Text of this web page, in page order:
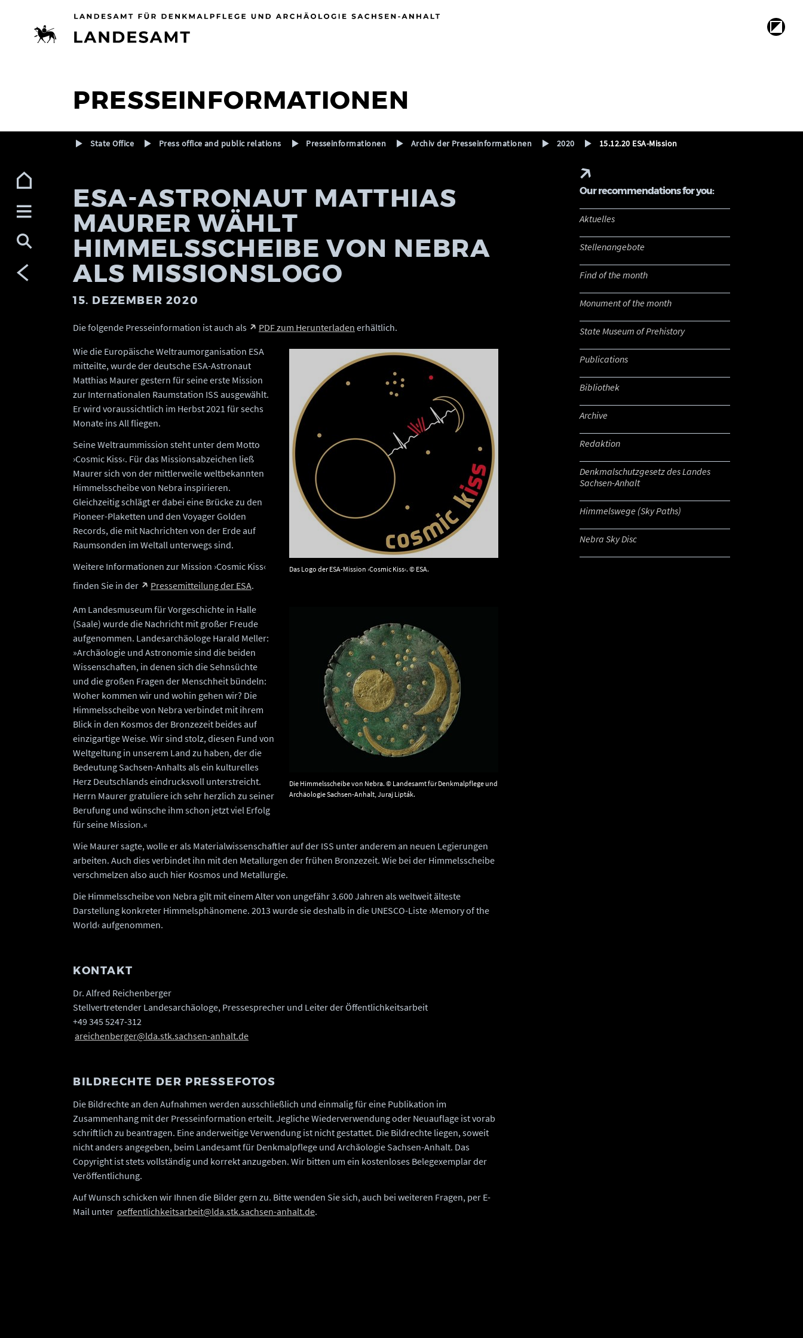
PRESSEINFORMATIONEN
State Office Press office and public relations Presseinformationen Archiv der Presseinformationen 2020 15.12.20 ESA-Mission
ESA-ASTRONAUT MATTHIAS
MAURER WÄHLT
HIMMELSSCHEIBE VON NEBRA
ALS MISSIONSLOGO
15. DEZEMBER 2020
Die folgende Presseinformation ist auch als PDF zum Herunterladen erhältlich.
Das Logo der ESA-Mission ›Cosmic Kiss‹. © ESA.
Wie die Europäische Weltraumorganisation ESA
mitteilte, wurde der deutsche ESA-Astronaut
Matthias Maurer gestern für seine erste Mission
zur Internationalen Raumstation ISS ausgewählt.
Er wird voraussichtlich im Herbst 2021 für sechs
Monate ins All fliegen.
Seine Weltraummission steht unter dem Motto
›Cosmic Kiss‹. Für das Missionsabzeichen ließ
Maurer sich von der mittlerweile weltbekannten
Himmelsscheibe von Nebra inspirieren.
Gleichzeitig schlägt er dabei eine Brücke zu den
Pioneer-Plaketten und den Voyager Golden
Records, die mit Nachrichten von der Erde auf
Raumsonden im Weltall unterwegs sind.
Weitere Informationen zur Mission ›Cosmic Kiss‹
finden Sie in der
Pressemitteilung der ESA.
Die Himmelsscheibe von Nebra. © Landesamt für Denkmalpflege und
Archäologie Sachsen-Anhalt, Juraj Lipták.
Am Landesmuseum für Vorgeschichte in Halle
(Saale) wurde die Nachricht mit großer Freude
aufgenommen. Landesarchäologe Harald Meller:
»Archäologie und Astronomie sind die beiden
Wissenschaften, in denen sich die Sehnsüchte
und die großen Fragen der Menschheit bündeln:
Woher kommen wir und wohin gehen wir? Die
Himmelsscheibe von Nebra verbindet mit ihrem
Blick in den Kosmos der Bronzezeit beides auf
einzigartige Weise. Wir sind stolz, diesen Fund von
Weltgeltung in unserem Land zu haben, der die
Bedeutung Sachsen-Anhalts als ein kulturelles
Herz Deutschlands eindrucksvoll unterstreicht.
Herrn Maurer gratuliere ich sehr herzlich zu seiner
Berufung und wünsche ihm schon jetzt viel Erfolg
für seine Mission.«
Wie Maurer sagte, wolle er als Materialwissenschaftler auf der ISS unter anderem an neuen Legierungen
arbeiten. Auch dies verbindet ihn mit den Metallurgen der frühen Bronzezeit. Wie bei der Himmelsscheibe
verschmelzen also auch hier Kosmos und Metallurgie.
Die Himmelsscheibe von Nebra gilt mit einem Alter von ungefähr 3.600 Jahren als weltweit älteste
Darstellung konkreter Himmelsphänomene. 2013 wurde sie deshalb in die UNESCO-Liste ›Memory of the
World‹ aufgenommen.
KONTAKT
Dr. Alfred Reichenberger
Stellvertretender Landesarchäologe, Pressesprecher und Leiter der Öffentlichkeitsarbeit
+49 345 5247-312
areichenberger@lda.stk.sachsen-anhalt.de
BILDRECHTE DER PRESSEFOTOS
Die Bildrechte an den Aufnahmen werden ausschließlich und einmalig für eine Publikation im
Zusammenhang mit der Presseinformation erteilt. Jegliche Wiederverwendung oder Neuauflage ist vorab
schriftlich zu beantragen. Eine anderweitige Verwendung ist nicht gestattet. Die Bildrechte liegen, soweit
nicht anders angegeben, beim Landesamt für Denkmalpflege und Archäologie Sachsen-Anhalt. Das
Copyright ist stets vollständig und korrekt anzugeben. Wir bitten um ein kostenloses Belegexemplar der
Veröffentlichung.
Auf Wunsch schicken wir Ihnen die Bilder gern zu. Bitte wenden Sie sich, auch bei weiteren Fragen, per E-
Mail unter oeffentlichkeitsarbeit@lda.stk.sachsen-anhalt.de.
Our recommendations for you:
Aktuelles
Stellenangebote
Find of the month
Monument of the month
State Museum of Prehistory
Publications
Bibliothek
Archive
Redaktion
Denkmalschutzgesetz des Landes
Sachsen-Anhalt
Himmelswege (Sky Paths)
Nebra Sky Disc